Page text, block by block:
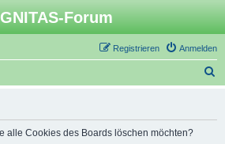
Forum
Anmelden
Registrieren
alle Cookies des Boards löschen möchten?